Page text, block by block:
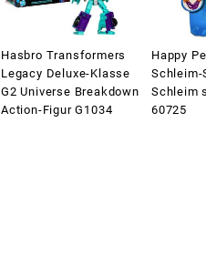
Hasbro Transformers
Legacy Deluxe-Klasse
G2 Universe Breakdown
Action-Figur G1034
Happy
Schleim-
Schleim
60725